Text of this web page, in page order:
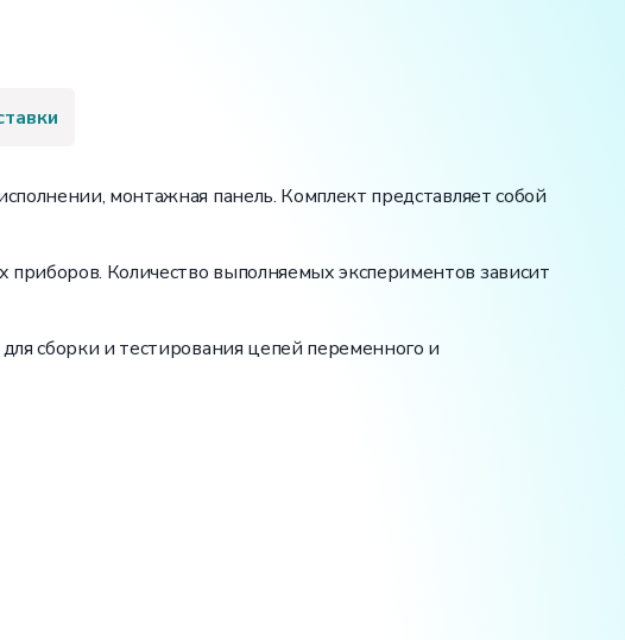
монтажная панель. Комплект представляет собой
Количество выполняемых экспериментов зависит
сборки и тестирования цепей переменного и